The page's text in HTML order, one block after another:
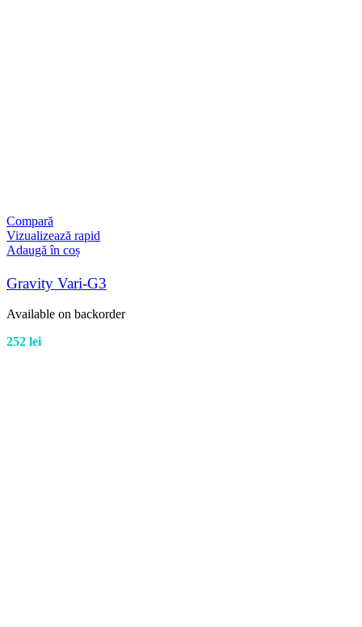
Compară
Vizualizează rapid
Adaugă în coș
Gravity Vari-G3
Available on backorder
252 lei